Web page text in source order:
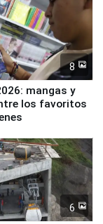
8
mangas y
los favoritos
6